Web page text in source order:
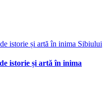
istorie și artă în inima